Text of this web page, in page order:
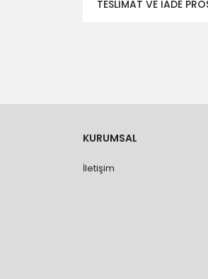
TESLİMAT VE İADE
- Özel sipariş
değiştirilmez.
- Vitrifiye, tekne,
kişi veya firmaya
KURUMSAL
İletişim